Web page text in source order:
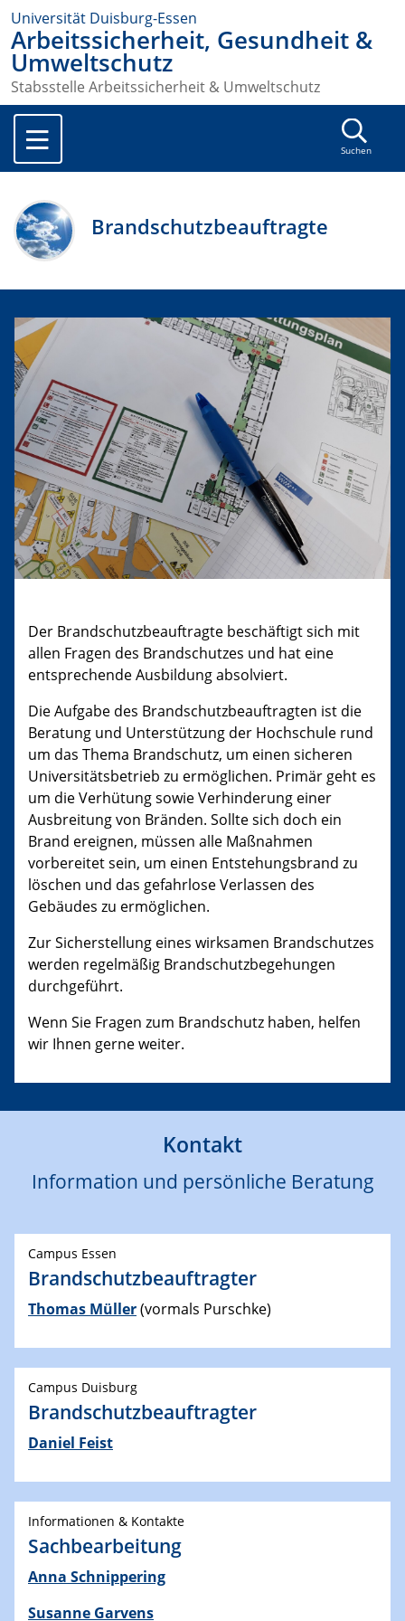
Universität Duisburg-Essen
Arbeitssicherheit, Gesundheit &
Umweltschutz
Stabsstelle Arbeitssicherheit & Umweltschutz
Suchen
Brandschutzbeauftragte
Der Brandschutzbeauftragte beschäftigt sich mit
allen Fragen des Brandschutzes und hat eine
entsprechende Ausbildung absolviert.
Die Aufgabe des Brandschutzbeauftragten ist die
Beratung und Unterstützung der Hochschule rund
um das Thema Brandschutz, um einen sicheren
Universitätsbetrieb zu ermöglichen. Primär geht es
um die Verhütung sowie Verhinderung einer
Ausbreitung von Bränden. Sollte sich doch ein
Brand ereignen, müssen alle Maßnahmen
vorbereitet sein, um einen Entstehungsbrand zu
löschen und das gefahrlose Verlassen des
Gebäudes zu ermöglichen.
Zur Sicherstellung eines wirksamen Brandschutzes
werden regelmäßig Brandschutzbegehungen
durchgeführt.
Wenn Sie Fragen zum Brandschutz haben, helfen
wir Ihnen gerne weiter.
Kontakt
Information und persönliche Beratung
Campus Essen
Brandschutzbeauftragter
Thomas Müller(vormals Purschke)
Campus Duisburg
Brandschutzbeauftragter
Daniel Feist
Informationen & Kontakte
Sachbearbeitung
Anna Schnippering
Susanne Garvens